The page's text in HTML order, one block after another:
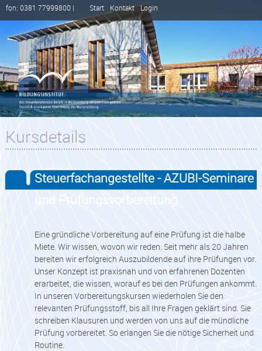
fon: 0381 77999800 | Start Kontakt Login
Kursdetails
Steuerfachangestellte - AZUBI-Seminare
Eine gründliche Vorbereitung auf eine Prüfung ist die halbe
Miete. Wir wissen, wovon wir reden. Seit mehr als 20 Jahren
bereiten wir erfolgreich Auszubildende auf ihre Prüfungen vor.
Unser Konzept ist praxisnah und von erfahrenen Dozenten
erarbeitet, die wissen, worauf es bei den Prüfungen ankommt.
In unseren Vorbereitungskursen wiederholen Sie den
relevanten Prüfungsstoff, bis all Ihre Fragen geklärt sind. Sie
schreiben Klausuren und werden von uns auf die mündliche
Prüfung vorbereitet. So erlangen Sie die nötige Sicherheit und
Routine.